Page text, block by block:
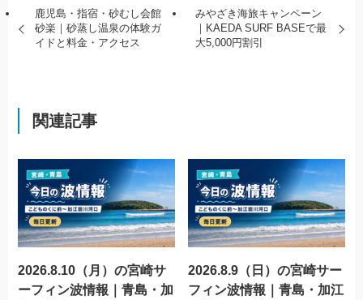
鹿児島・指宿・砂むし会館
砂楽｜砂蒸し温泉の体験ガ
イドと料金・アクセス
みやざき海旅キャンペーン
｜KAEDA SURF BASEで最
大5,000円割引
関連記事
2026.8.10（月）の宮崎サ
ーフィン波情報｜青島・加
2026.8.9（日）の宮崎サー
フィン波情報｜青島・加江